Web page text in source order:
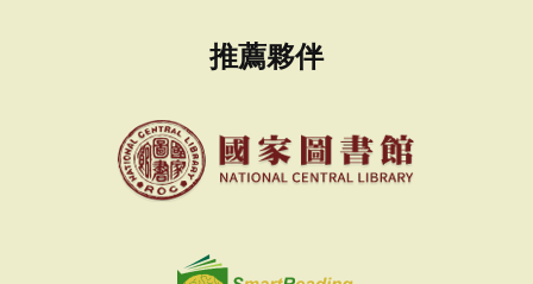
推薦夥伴